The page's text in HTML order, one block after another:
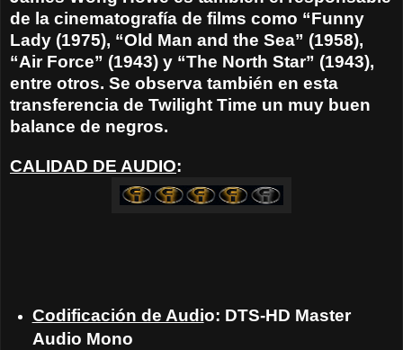
de la cinematografía de films como “Funny
Lady (1975), “Old Man and the Sea” (1958),
“Air Force” (1943) y “The North Star” (1943),
entre otros. Se observa también en esta
transferencia de Twilight Time un muy buen
balance de negros.
CALIDAD DE AUDIO:
Codificación de Audio: DTS-HD Master
Audio Mono